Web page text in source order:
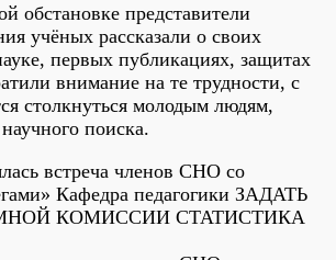
обстановке представители
учёных рассказали о своих
первых публикациях, защитах
внимание на те трудности, с
столкнуться молодым людям,
поиска.